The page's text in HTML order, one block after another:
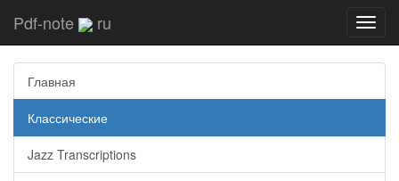
Pdf-note ru
Главная
Классические
Jazz Transcriptions